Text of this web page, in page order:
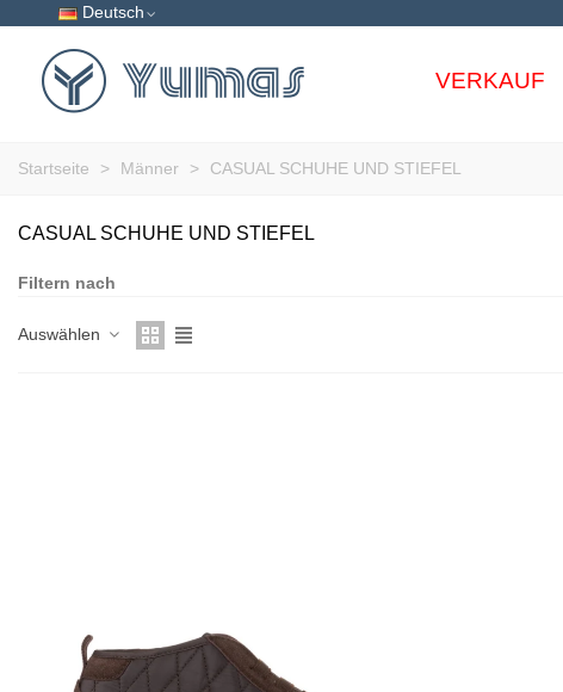
Deutsch
VERKAUF
Startseite > Männer > CASUAL SCHUHE UND STIEFEL
CASUAL SCHUHE UND STIEFEL
Filtern nach
Auswählen